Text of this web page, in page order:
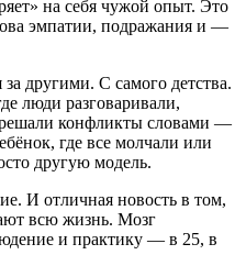
на себя чужой опыт. Это
эмпатии, подражания и —
другими. С самого детства.
люди разговаривали,
конфликты словами —
где все молчали или
другую модель.
И отличная новость в том,
всю жизнь. Мозг
и практику — в 25, в